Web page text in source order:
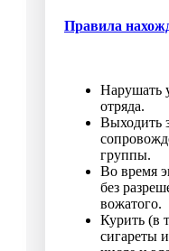
Правила
Нарушать
отряда.
Выходить
группы.
Во время
без
вожатого.
Курить (в
сигареты